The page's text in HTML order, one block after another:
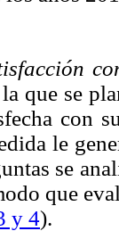
que se
con
le
se
que
y 4).